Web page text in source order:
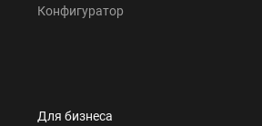
Конфигуратор
Для бизнеса